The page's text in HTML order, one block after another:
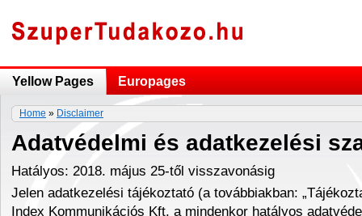
Yellow Pages Europages
Home » Disclaimer
Adatvédelmi és adatkezelési
Hatályos: 2018. május 25-től visszavonásig
Jelen adatkezelési tájékoztató (a továbbiakban:
Index Kommunikációs Kft. a mindenkor hatályos